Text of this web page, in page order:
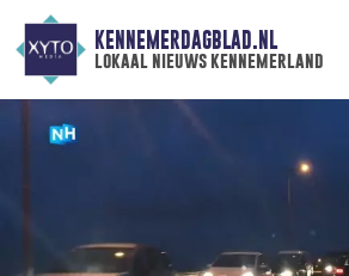
KENNEMERDAGBLAD.NL
lokaal nieuws kennemerland